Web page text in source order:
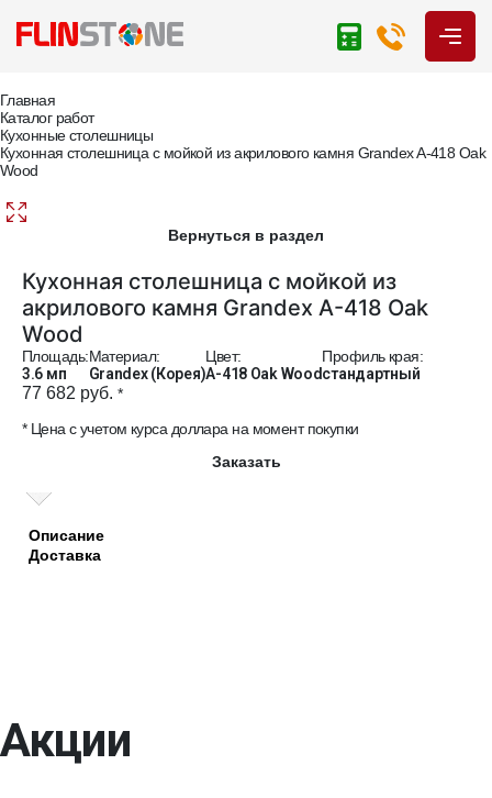
Главная
Каталог работ
Кухонные столешницы
Кухонная столешница с мойкой из акрилового камня Grandex A-418 Oak
Wood
Вернуться в раздел
Кухонная столешница с мойкой из
акрилового камня Grandex A-418 Oak
Wood
Площадь:
3.6 мп
Материал:
Grandex (Корея)
Цвет:
A-418 Oak Wood
Профиль края:
стандартный
77 682 руб. *
* Цена с учетом курса доллара на момент покупки
Заказать
Описание
Доставка
Акции